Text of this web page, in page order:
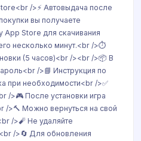
/>⚡ Автовыдача после
вы получаете
App Store для скачивания
несколько минут.<br />⏱
(5 часов)<br /><br />📦 В
/>📘 Инструкция по
при необходимости<br />✅
/>🎮 После установки игра
/>🔨 Можно вернуться на свой
/>🧨 Не удаляйте
/>🔄 Для обновления